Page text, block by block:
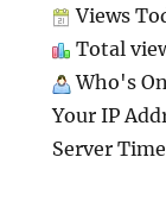
Views
Total
Who's
Your IP
Server